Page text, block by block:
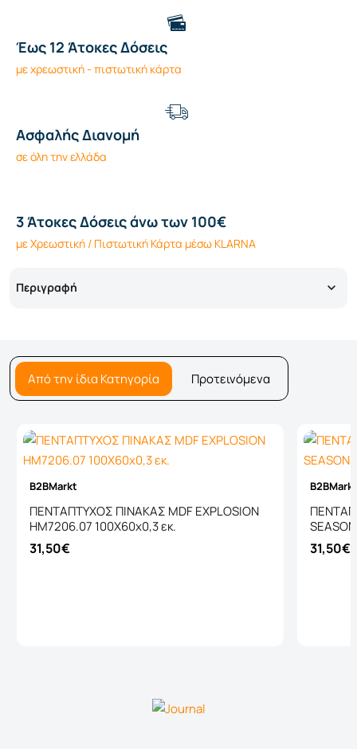
Έως 12 Άτοκες Δόσεις
με χρεωστική - πιστωτική κάρτα
Ασφαλής Διανομή
σε όλη την ελλάδα
3 Άτοκες Δόσεις άνω των 100€
με Χρεωστική / Πιστωτική Κάρτα μέσω KLARNA
Περιγραφή
Από την ίδια Κατηγορία Προτεινόμενα
B2BMarkt
ΠΕΝΤΑΠΤΥΧΟΣ ΠΙΝΑΚΑΣ MDF EXPLOSION
HM7206.07 100X60x0,3 εκ.
31,50€ 31,50€